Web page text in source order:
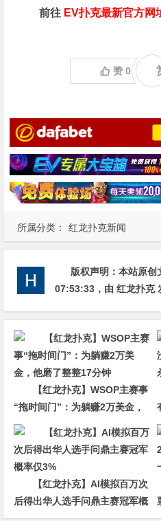
所属分类： 红龙扑克新闻
前往 EV扑克最新官方网
赞0
版权声明：本站原创
07:53:33 ，由红龙扑克
【红龙扑克】WSOP主赛事
“拖时间门”：为躺赚2万美金，
他磨了整整17分钟
【红龙扑克】AI模拟百万次
后得出华人选手问鼎主赛冠军概
率仅3%